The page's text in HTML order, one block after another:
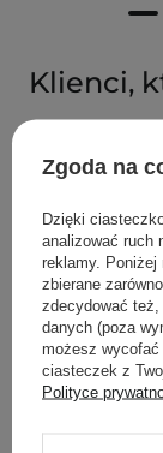
Klienci,
Zgoda na
Dzięki
analizować ruch
reklamy.
zbierane
zdecydować
danych (poza
możesz wycofać
ciasteczek z
Polityce